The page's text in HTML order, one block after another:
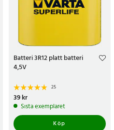
Batteri 3R12 platt batteri
4,5V
25
Pris:
39 kr
Sista exemplaret
Köp